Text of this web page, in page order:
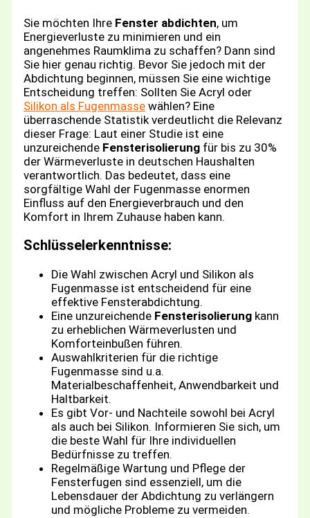
Sie möchten Ihre Fenster abdichten, um
Energieverluste zu minimieren und ein
angenehmes Raumklima zu schaffen? Dann sind
Sie hier genau richtig. Bevor Sie jedoch mit der
Abdichtung beginnen, müssen Sie eine wichtige
Entscheidung treffen: Sollten Sie Acryl oder
Silikon als Fugenmasse wählen? Eine
überraschende Statistik verdeutlicht die Relevanz
dieser Frage: Laut einer Studie ist eine
unzureichende Fensterisolierung für bis zu 30%
der Wärmeverluste in deutschen Haushalten
verantwortlich. Das bedeutet, dass eine
sorgfältige Wahl der Fugenmasse enormen
Einfluss auf den Energieverbrauch und den
Komfort in Ihrem Zuhause haben kann.
Schlüsselerkenntnisse:
Die Wahl zwischen Acryl und Silikon als
Fugenmasse ist entscheidend für eine
effektive Fensterabdichtung.
Eine unzureichende Fensterisolierung kann
zu erheblichen Wärmeverlusten und
Komforteinbußen führen.
Auswahlkriterien für die richtige
Fugenmasse sind u.a.
Materialbeschaffenheit, Anwendbarkeit und
Haltbarkeit.
Es gibt Vor- und Nachteile sowohl bei Acryl
als auch bei Silikon. Informieren Sie sich, um
die beste Wahl für Ihre individuellen
Bedürfnisse zu treffen.
Regelmäßige Wartung und Pflege der
Fensterfugen sind essenziell, um die
Lebensdauer der Abdichtung zu verlängern
und mögliche Probleme zu vermeiden.